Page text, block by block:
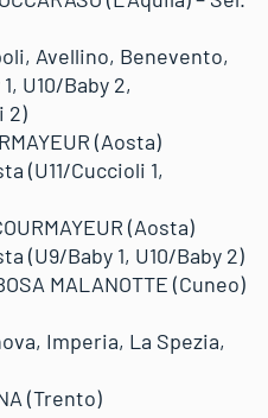
Avellino, Benevento,
U10/Baby 2,
2)
(Aosta)
(U11/Cuccioli 1,
(Aosta)
(U9/Baby 1, U10/Baby 2)
MALANOTTE (Cuneo)
Imperia, La Spezia,
(Trento)